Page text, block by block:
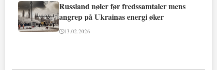
Russland nøler før fredssamtaler mens
angrep på Ukrainas energi øker
13.02.2026